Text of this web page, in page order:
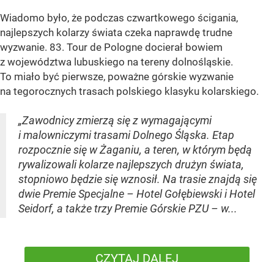
Wiadomo było, że podczas czwartkowego ścigania,
najlepszych kolarzy świata czeka naprawdę trudne
wyzwanie. 83. Tour de Pologne docierał bowiem
z województwa lubuskiego na tereny dolnośląskie.
To miało być pierwsze, poważne górskie wyzwanie
na tegorocznych trasach polskiego klasyku kolarskiego.
„Zawodnicy zmierzą się z wymagającymi
i malowniczymi trasami Dolnego Śląska. Etap
rozpocznie się w Żaganiu, a teren, w którym będą
rywalizowali kolarze najlepszych drużyn świata,
stopniowo będzie się wznosił. Na trasie znajdą się
dwie Premie Specjalne – Hotel Gołębiewski i Hotel
Seidorf, a także trzy Premie Górskie PZU – w...
CZYTAJ DALEJ